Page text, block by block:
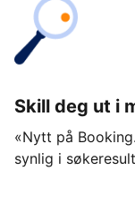
Skill deg ut i
«Nytt på
synlig i